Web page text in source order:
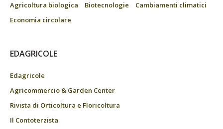
Agricoltura biologica
Biotecnologie
Cambiamenti climatici
Economia circolare
EDAGRICOLE
Edagricole
Agricommercio & Garden Center
Rivista di Orticoltura e Floricoltura
Il Contoterzista